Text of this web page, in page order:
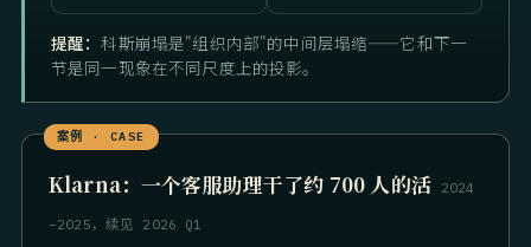
提醒：科斯崩塌是"组织内部"的中间层塌缩——它和下一
节是同一现象在不同尺度上的投影。
Klarna：一个客服助理干了约 700 人的活 2024
–2025，续见 2026 Q1